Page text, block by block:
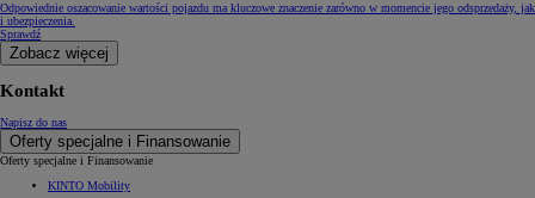
Odpowiednie oszacowanie wartości pojazdu ma kluczowe znaczenie zarówno w momencie jego odsprzedaży, jak
i ubezpieczenia.
Sprawdź
Zobacz więcej
Kontakt
Napisz do nas
Oferty specjalne i Finansowanie
Oferty specjalne i Finansowanie
KINTO Mobility